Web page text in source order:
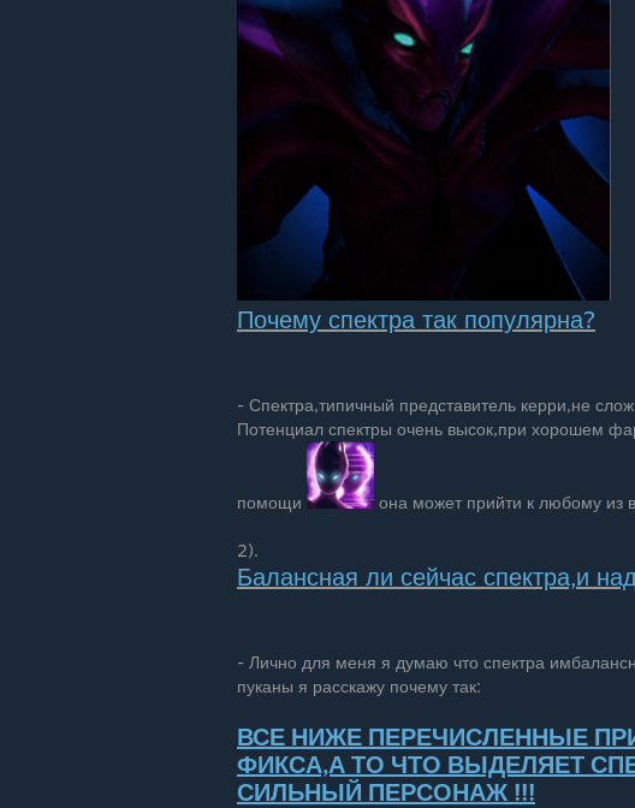
Почему спектра так популярна?
- Спектра,типичный представитель керри,не
Потенциал спектры очень высок,при хорошем
помощи она может прийти к любому из
2).
Балансная ли сейчас спектра,и
- Лично для меня я думаю что спектра
пуканы я расскажу почему так:
ВСЕ НИЖЕ ПЕРЕЧИСЛЕННЫЕ
ФИКСА,А ТО ЧТО ВЫДЕЛЯЕТ
СИЛЬНЫЙ ПЕРСОНАЖ !!!